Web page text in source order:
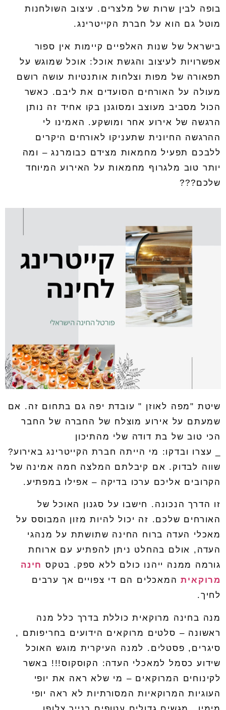
בופה לבין שרות של מלצרים . עיצוב השולחנות
מוטל גם הוא על חברת הקייטרינג.
בישראל של שנות האלפיים קיימות אין ספור
אפשרויות לעיצוב והגשת אוכל: אוכל שמוגש על
תפאורה של מפות וצלחות אותנטיות עושה רושם
מעולה על האורחים הסועדים את ליבם. כאשר
הכול מסביב מעוצב ומסוגנן בקו אחיד זה נותן
הרגשה של אירוע אחר ומושקע. האמינו לי
ההרגשה החיונית שתעניקו לאורחים היקרים
ללבכם תפעיל מחמאות מצידם כבומרנג – ומה
יותר טוב מלגרוף מחמאות על האירוע המיוחד
שלכם???
שיטת "מפה לאוזן " עובדת יפה גם בתחום זה . אם
שמעתם על אירוע מוצלח של החברה של החבר
הכי טוב של בת דודה שלי מהתיכון
_ עצרו ובדקו: מי הייתה חברת הקייטרינג באירוע?
שווה לבדוק . אם קיבלתם המלצה חמה אמינה של
הקרובים אליכם ערכו בדיקה – אפילו במפתיע.
זו הדרך הנכונה . חישבו על סגנון האוכל של
האורחים שלכם. זה יכול להיות מזון המבוסס על
מאכלי העדה ברוח החינה שתושתת על מנהגי
העדה , אולם בהחלט ניתן להפתיע עם ארוחת
גורמה ממנה ייהנו כולם ללא ספק . בטקס חינה
מרוקאיתהמאכלים הם די צפויים אך ערבים
לחיך.
מנה בחינה מרוקאית כוללת בדרך כלל מנה
ראשונה – סלטים מרוקאים הידועים בחריפותם ,
סיגרים , פסטלים . למנה העיקרית מוגש האוכל
שידוע כסמל למאכלי העדה: הקוסקוס!!! באשר
לקינוחים המרוקאים – מי שלא ראה את יופי
העוגיות המרוקאיות המסורתיות לא ראה יופי